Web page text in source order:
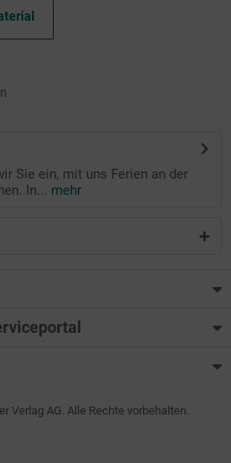
Sie ein, mit uns Ferien an der
In... mehr
Verlag AG. Alle Rechte vorbehalten.